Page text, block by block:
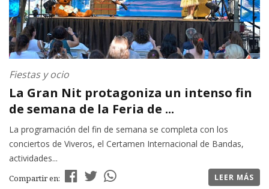
Fiestas y ocio
La Gran Nit protagoniza un intenso fin
de semana de la Feria de ...
La programación del fin de semana se completa con los
conciertos de Viveros, el Certamen Internacional de Bandas,
actividades...
Compartir en: LEER MÁS